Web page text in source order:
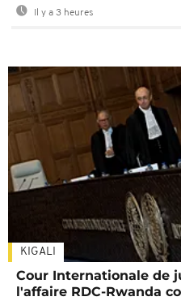
Il y a 3 heures
KIGALI
Cour Internationale de
l'affaire RDC-Rwanda